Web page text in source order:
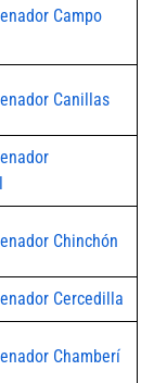
Campo
Canillas
Chinchón
Cercedilla
Chamberí